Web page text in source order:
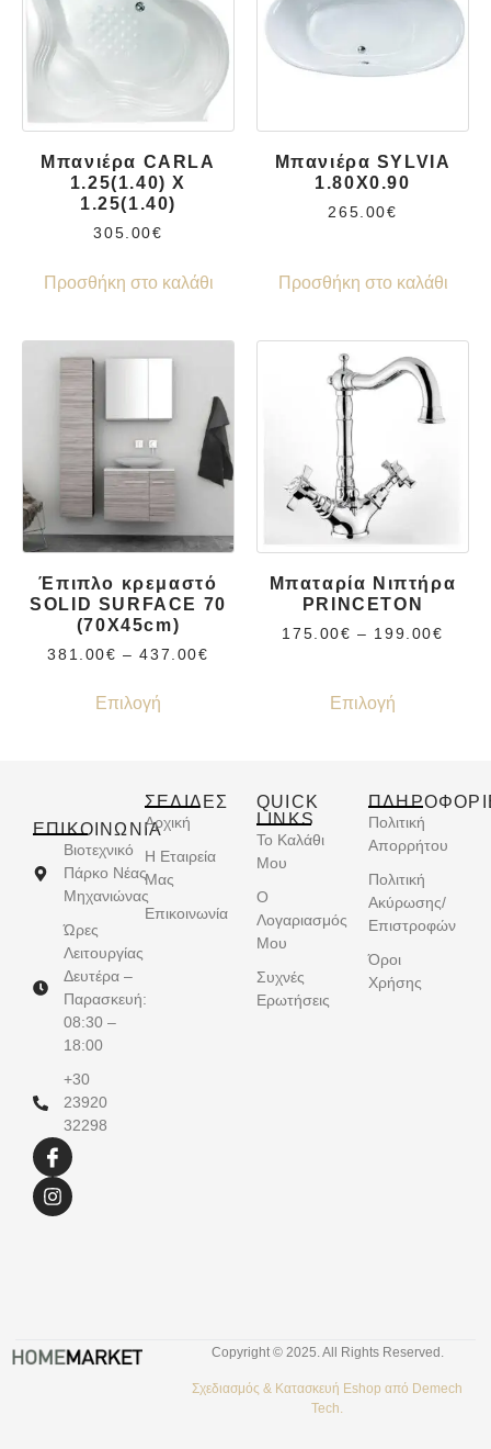
Μπανιέρα CARLA
1.25(1.40) X
1.25(1.40)
305.00€
Προσθήκη στο καλάθι
Μπανιέρα SYLVIA
1.80X0.90
265.00€
Προσθήκη στο καλάθι
Έπιπλο κρεμαστό
SOLID SURFACE 70
(70X45cm)
381.00€ – 437.00€
Επιλογή
Μπαταρία Νιπτήρα
PRINCETON
175.00€ – 199.00€
Επιλογή
ΕΠΙΚΟΙΝΩΝΊΑ
Βιοτεχνικό
Πάρκο Νέας
Μηχανιώνας
Ώρες
Λειτουργίας
Δευτέρα –
Παρασκευή:
08:30 –
18:00
+30
23920
32298
ΣΕΛΙΔΕΣ
Αρχική
Η Εταιρεία
Μας
Επικοινωνία
QUICK
LINKS
Το Καλάθι
Μου
Ο
Λογαριασμός
Μου
Συχνές
Ερωτήσεις
Πολιτική
Απορρήτου
Πολιτική
Ακύρωσης/
Επιστροφών
Όροι
Χρήσης
Copyright © 2025. All Rights Reserved.
Σχεδιασμός & Κατασκευή Eshop από Demech
Tech.